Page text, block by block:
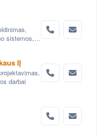
sistemos,
gėlėmis,
IĮ
darbai